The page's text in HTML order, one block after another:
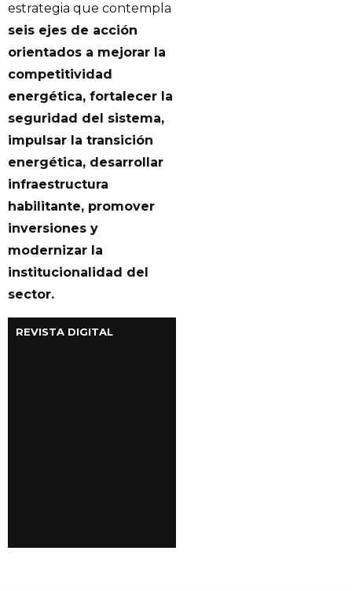
estrategia que contempla
seis ejes de acción
orientados a mejorar la
competitividad
energética, fortalecer la
seguridad del sistema,
impulsar la transición
energética, desarrollar
infraestructura
habilitante, promover
inversiones y
modernizar la
institucionalidad del
sector.
REVISTA DIGITAL